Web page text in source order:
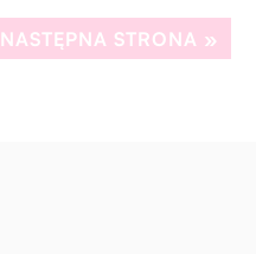
NASTĘPNA STRONA »